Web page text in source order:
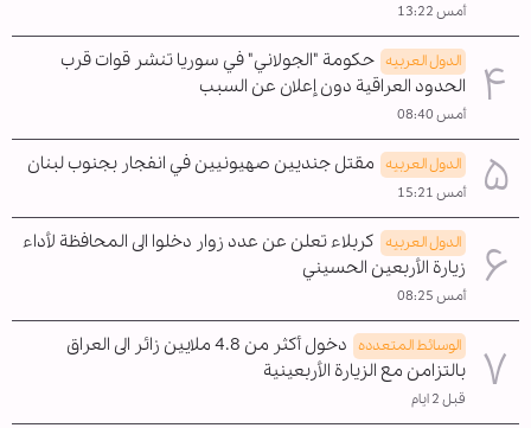
أمس 13:22
الدول العربیه حكومة "الجولاني" في سوريا تنشر قوات قرب
الحدود العراقية دون إعلان عن السبب
أمس 08:40
الدول العربیه مقتل جنديين صهيونيين في انفجار بجنوب لبنان
أمس 15:21
الدول العربیه كربلاء تعلن عن عدد زوار دخلوا الى المحافظة لأداء
زيارة الأربعين الحسيني
أمس 08:25
الوسائط المتعدده
دخول أكثر من 4.8 ملايين زائر الى العراق
بالتزامن مع الزيارة الأربعينية
قبل 2 ايام